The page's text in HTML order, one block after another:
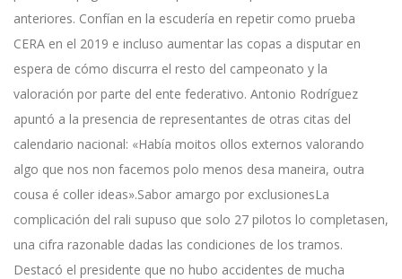
anteriores. Confían en la escudería en repetir como prueba
CERA en el 2019 e incluso aumentar las copas a disputar en
espera de cómo discurra el resto del campeonato y la
valoración por parte del ente federativo. Antonio Rodríguez
apuntó a la presencia de representantes de otras citas del
calendario nacional: «Había moitos ollos externos valorando
algo que nos non facemos polo menos desa maneira, outra
cousa é coller ideas».Sabor amargo por exclusionesLa
complicación del rali supuso que solo 27 pilotos lo completasen,
una cifra razonable dadas las condiciones de los tramos.
Destacó el presidente que no hubo accidentes de mucha